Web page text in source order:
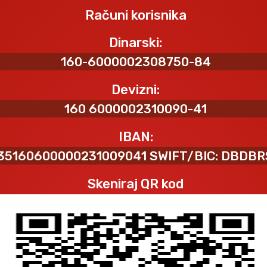
Računi korisnika
Dinarski:
160-6000002308750-84
Devizni:
160 6000002310090-41
IBAN:
SWIFT/BIC:
Skeniraj QR kod